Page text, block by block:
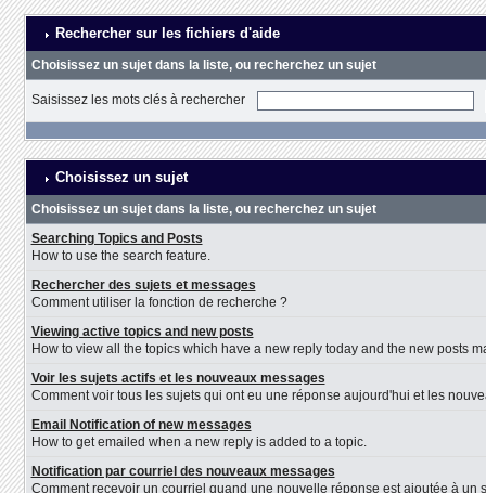
Rechercher sur les fichiers d'aide
Choisissez un sujet dans la liste, ou recherchez un sujet
Saisissez les mots clés à rechercher
Choisissez un sujet
Choisissez un sujet dans la liste, ou recherchez un sujet
Searching Topics and Posts
How to use the search feature.
Rechercher des sujets et messages
Comment utiliser la fonction de recherche ?
Viewing active topics and new posts
How to view all the topics which have a new reply today and the new posts
Voir les sujets actifs et les nouveaux messages
Comment voir tous les sujets qui ont eu une réponse aujourd'hui et les
Email Notification of new messages
How to get emailed when a new reply is added to a topic.
Notification par courriel des nouveaux messages
Comment recevoir un courriel quand une nouvelle réponse est ajoutée à un